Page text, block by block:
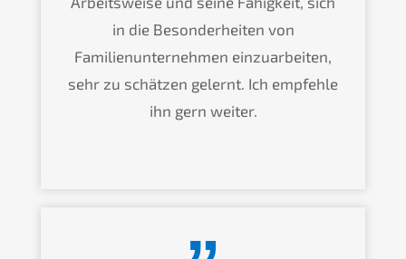
in die Besonderheiten von
Familienunternehmen einzuarbeiten,
sehr zu schätzen gelernt. Ich empfehle
ihn gern weiter.